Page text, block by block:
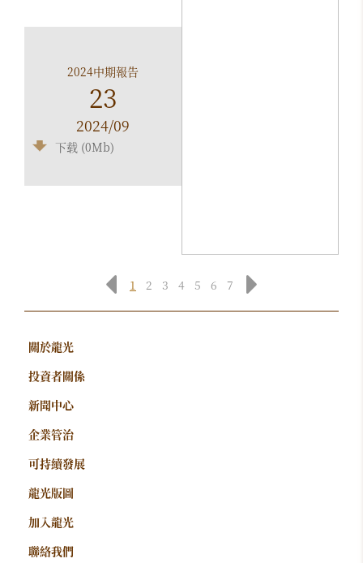
2024中期報告
23
2024/09
下载 (0Mb)
1 2 3 4 5 6 7
關於龍光
投資者關係
新聞中心
企業管治
可持續發展
龍光版圖
加入龍光
聯絡我們